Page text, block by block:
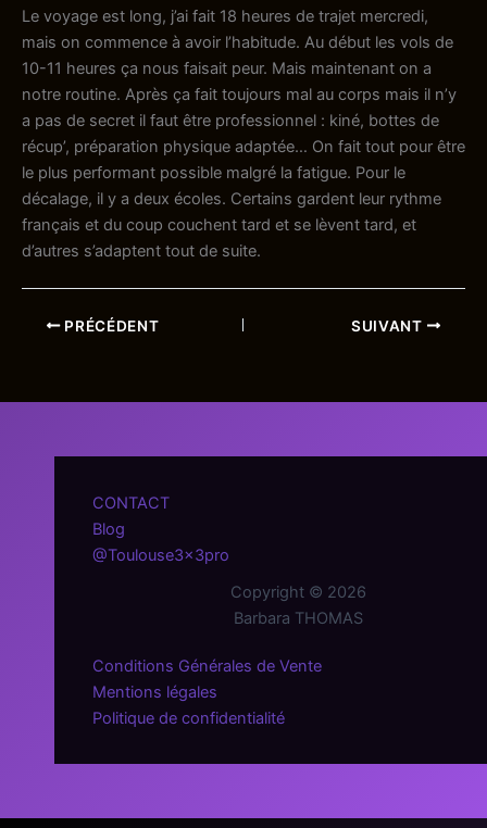
Le voyage est long, j’ai fait 18 heures de trajet mercredi,
mais on commence à avoir l’habitude. Au début les vols de
10-11 heures ça nous faisait peur. Mais maintenant on a
notre routine. Après ça fait toujours mal au corps mais il n’y
a pas de secret il faut être professionnel : kiné, bottes de
récup’, préparation physique adaptée… On fait tout pour être
le plus performant possible malgré la fatigue. Pour le
décalage, il y a deux écoles. Certains gardent leur rythme
français et du coup couchent tard et se lèvent tard, et
d’autres s’adaptent tout de suite.
PRÉCÉDENT SUIVANT
CONTACT
Blog
@Toulouse3x3pro
Copyright © 2026
Barbara THOMAS
Conditions Générales de Vente
Mentions légales
Politique de confidentialité